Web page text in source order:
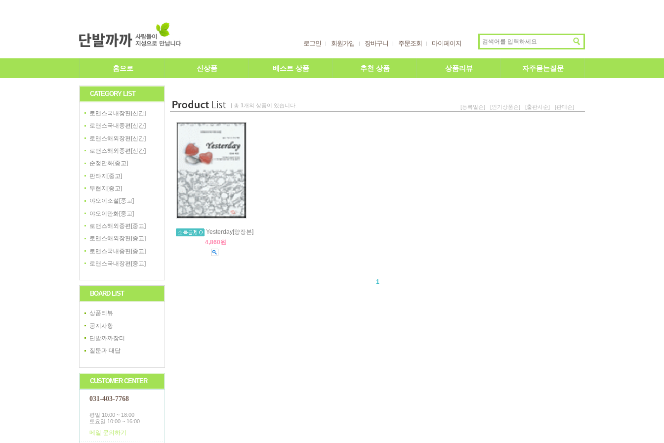
로그인 회원가입 장바구니 주문조회 마이페이지
홈으로 신상품 베스트 상품 추천 상품 상품리뷰 자주묻는질문
CATEGORY LIST
로맨스국내장편[신간]
로맨스국내중편[신간]
로맨스해외장편[신간]
로맨스해외중편[신간]
순정만화[중고]
판타지[중고]
무협지[중고]
야오이소설[중고]
야오이만화[중고]
로맨스해외중편[중고]
로맨스해외장편[중고]
로맨스국내중편[중고]
로맨스국내장편[중고]
BOARD LIST
상품리뷰
공지사항
단발까까장터
질문과 대답
CUSTOMER CENTER
031-403-7768
평일 10:00 ~ 18:00
토요일 10:00 ~ 16:00
메일 문의하기
| 총 1 개의 상품이 있습니다. [등록일순] [인기상품순] [출판사순] [판매순]
Yesterday[양장본]
4,860원
1